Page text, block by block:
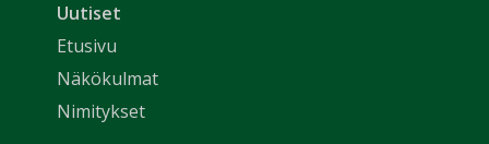
Uutiset
Etusivu
Näkökulmat
Nimitykset